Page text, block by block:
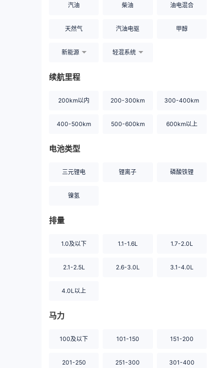
汽油 柴油 油电混合
天然气 汽油电驱 甲醇
新能源 轻混系统
续航里程
200km以内 200-300km 300-400km
400-500km 500-600km 600km以上
电池类型
三元锂电 锂离子 磷酸铁锂
镍氢
排量
1.0及以下 1.1-1.6L 1.7-2.0L
2.1-2.5L 2.6-3.0L 3.1-4.0L
4.0L以上
马力
100及以下 101-150 151-200
201-250 251-300 301-400